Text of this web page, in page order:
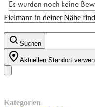
Fielmann in deiner Nähe
Suchen
Aktuellen Standort
Kategorien